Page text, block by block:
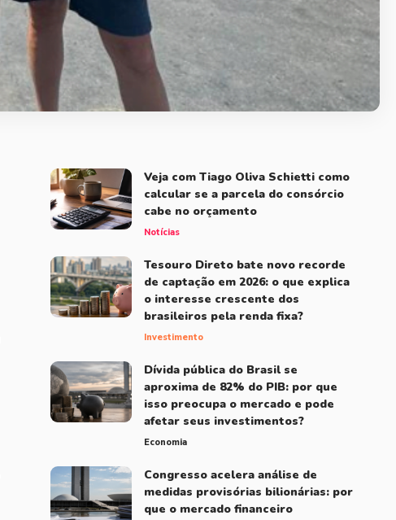
Veja com Tiago Oliva Schietti como
calcular se a parcela do consórcio
cabe no orçamento
Notícias
Tesouro Direto bate novo recorde
de captação em 2026: o que explica
o interesse crescente dos
brasileiros pela renda fixa?
Investimento
Dívida pública do Brasil se
aproxima de 82% do PIB: por que
isso preocupa o mercado e pode
afetar seus investimentos?
Economia
Congresso acelera análise de
medidas provisórias bilionárias: por
que o mercado financeiro